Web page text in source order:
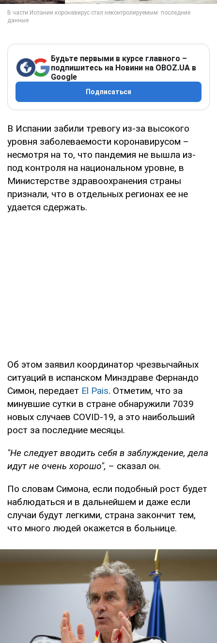
Будьте первыми в курсе главного –
подпишитесь на Новини на OBOZ.UA в
Google
Подписаться
В Испании забили тревогу из-за высокого
уровня заболеваемости коронавирусом –
несмотря на то, что пандемия не вышла из-
под контроля на национальном уровне, в
Министерстве здравоохранения страны
признали, что в отдельных регионах ее не
удается сдержать.
Об этом заявил координатор чрезвычайных
ситуаций в испанском Минздраве Фернандо
Симон, передает El Pais. Отметим, что за
минувшие сутки в стране обнаружили 7039
новых случаев COVID-19, а это наибольший
рост за последние месяцы.
"Не следует вводить себя в заблуждение, дела
идут не очень хорошо", – сказал он.
По словам Симона, если подобный рост будет
наблюдаться и в дальнейшем и даже если
случаи будут легкими, страна закончит тем,
что много людей окажется в больнице.